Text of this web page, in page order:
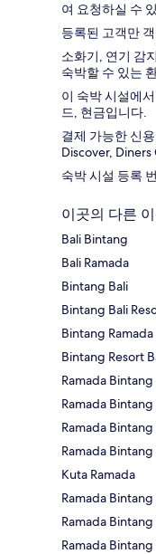
여 요청하실 수
등록된 고객만
소화기, 연기 감
숙박할 수 있는
이 숙박 시설에
드, 현금입니다.
결제 가능한 신
Discover,
숙박 시설 등록
이곳의 다른
Bali Bintang
Bali Ramada
Bintang Bali
Bintang Bali
Bintang Ramada
Bintang Resort
Ramada Bintang
Ramada Bintang
Ramada
Ramada
Kuta Ramada
Ramada
Ramada
Ramada